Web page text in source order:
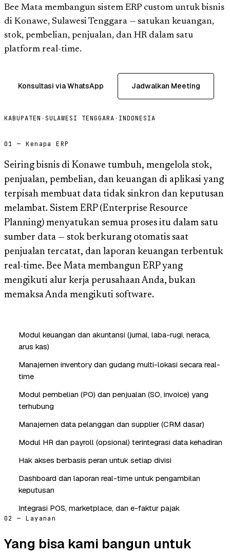
Bee Mata membangun sistem ERP custom untuk bisnis
di Konawe, Sulawesi Tenggara — satukan keuangan,
stok, pembelian, penjualan, dan HR dalam satu
platform real-time.
Konsultasi via WhatsApp Jadwalkan Meeting
KABUPATEN · SULAWESI TENGGARA · INDONESIA
01 — Kenapa ERP
Seiring bisnis di Konawe tumbuh, mengelola stok,
penjualan, pembelian, dan keuangan di aplikasi yang
terpisah membuat data tidak sinkron dan keputusan
melambat. Sistem ERP (Enterprise Resource
Planning) menyatukan semua proses itu dalam satu
sumber data — stok berkurang otomatis saat
penjualan tercatat, dan laporan keuangan terbentuk
real-time. Bee Mata membangun ERP yang
mengikuti alur kerja perusahaan Anda, bukan
memaksa Anda mengikuti software.
Modul keuangan dan akuntansi (jurnal, laba-rugi, neraca,
arus kas)
Manajemen inventory dan gudang multi-lokasi secara real-
time
Modul pembelian (PO) dan penjualan (SO, invoice) yang
terhubung
Manajemen data pelanggan dan supplier (CRM dasar)
Modul HR dan payroll (opsional) terintegrasi data kehadiran
Hak akses berbasis peran untuk setiap divisi
Dashboard dan laporan real-time untuk pengambilan
keputusan
Integrasi POS, marketplace, dan e-faktur pajak
02 — Layanan
Yang bisa kami bangun untuk